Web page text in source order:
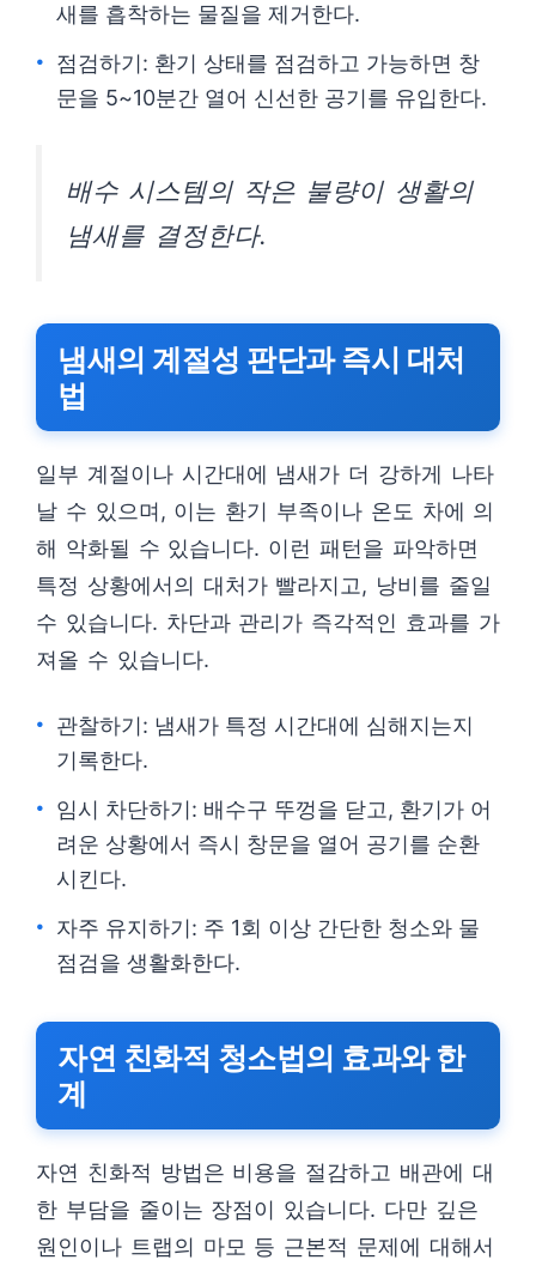
새를 흡착하는 물질을 제거한다.
점검하기: 환기 상태를 점검하고 가능하면 창
문을 5~10분간 열어 신선한 공기를 유입한다.
배수 시스템의 작은 불량이 생활의
냄새를 결정한다.
냄새의 계절성 판단과 즉시 대처
법
일부 계절이나 시간대에 냄새가 더 강하게 나타
날 수 있으며, 이는 환기 부족이나 온도 차에 의
해 악화될 수 있습니다. 이런 패턴을 파악하면
특정 상황에서의 대처가 빨라지고, 낭비를 줄일
수 있습니다. 차단과 관리가 즉각적인 효과를 가
져올 수 있습니다.
관찰하기: 냄새가 특정 시간대에 심해지는지
기록한다.
임시 차단하기: 배수구 뚜껑을 닫고, 환기가 어
려운 상황에서 즉시 창문을 열어 공기를 순환
시킨다.
자주 유지하기: 주 1회 이상 간단한 청소와 물
점검을 생활화한다.
자연 친화적 청소법의 효과와 한
계
자연 친화적 방법은 비용을 절감하고 배관에 대
한 부담을 줄이는 장점이 있습니다. 다만 깊은
원인이나 트랩의 마모 등 근본적 문제에 대해서